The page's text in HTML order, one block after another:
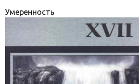
Умеренность